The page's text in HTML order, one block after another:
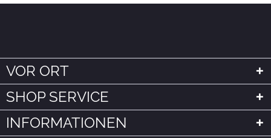
VOR ORT
SHOP SERVICE
INFORMATIONEN